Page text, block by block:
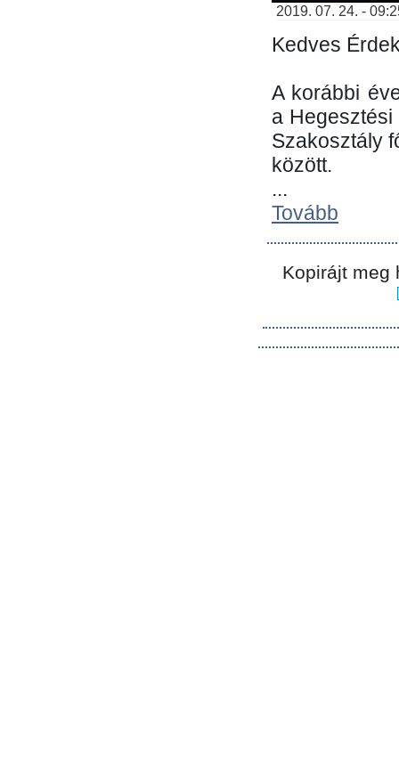
2019. 07. 24. -
Kedves
A korábbi
a
Szakosztály
között.
...
Tovább
Kopirájt meg